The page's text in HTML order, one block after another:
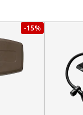
-15%